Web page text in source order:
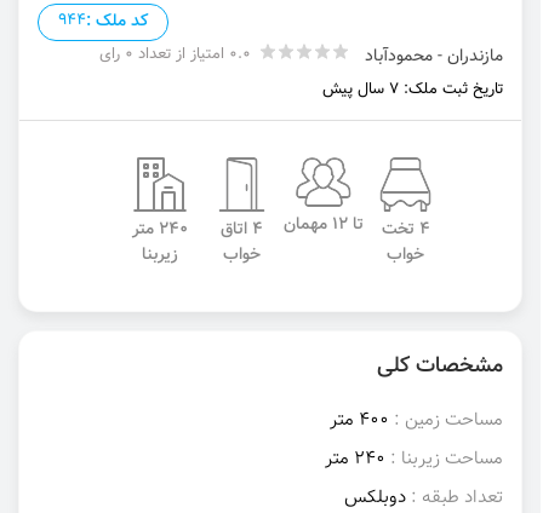
کد ملک :944
مازندران - محمودآباد
0.0 امتیاز از تعداد 0 رای
تاریخ ثبت ملک: 7 سال پیش
4 تخت
خواب
تا 12 مهمان
4 اتاق
خواب
240 متر
زیربنا
مشخصات کلی
مساحت زمین : 400 متر
مساحت زیربنا : 240 متر
تعداد طبقه : دوبلکس